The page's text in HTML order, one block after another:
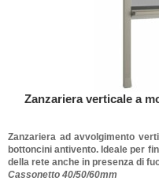
Zanzariera verticale a
Zanzariera ad avvolgimento
bottoncini antivento. Ideale per
della rete anche in presenza di
Cassonetto 40/50/60mm